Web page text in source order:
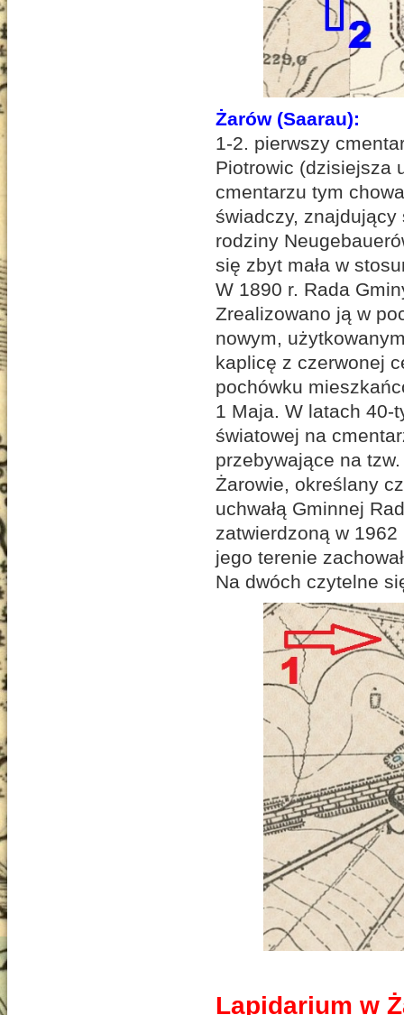
Żarów (Saarau):
1-2. pierwszy
Piotrowic (dzisiejsza
cmentarzu tym
świadczy,
rodziny
się zbyt mała w
W 1890 r. Rada
Zrealizowano ją w
nowym,
kaplicę z czerwonej
pochówku
1 Maja. W latach 40-
światowej na
przebywające na
Żarowie, określany
uchwałą Gminnej
zatwierdzoną w
jego terenie
Na dwóch czytelne
Lapidarium w